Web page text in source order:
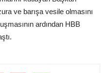
ve barışa vesile olmasını
ardından HBB